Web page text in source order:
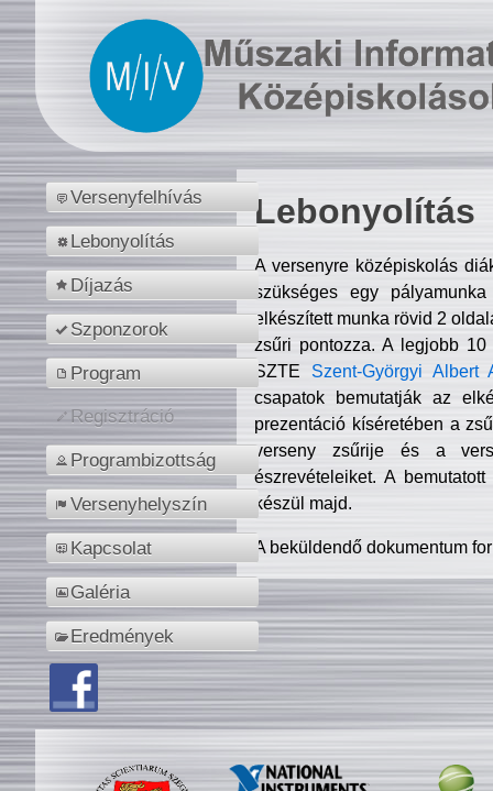
Versenyfelhívás
Lebonyolítás
Díjazás
Szponzorok
Program
Regisztráció
Programbizottság
Versenyhelyszín
Kapcsolat
Galéria
Eredmények
Lebonyolítás
A versenyre középiskolás
szükséges egy
elkészített munka rövid 2
zsűri pontozza. A legjobb
SZTE Szent-Györgyi Albert
csapatok bemutatják az
prezentáció kíséretében a
verseny zsűrije és a
észrevételeiket. A
készül majd.
A beküldendő dokumentum